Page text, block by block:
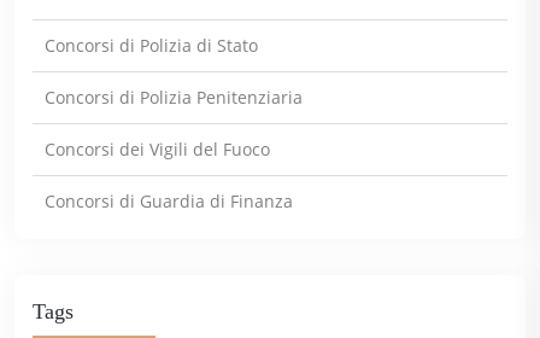
Concorsi di Polizia di Stato
Concorsi di Polizia Penitenziaria
Concorsi dei Vigili del Fuoco
Concorsi di Guardia di Finanza
Tags